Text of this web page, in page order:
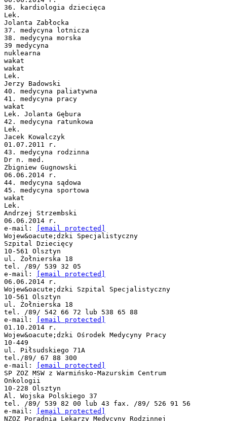
36. kardiologia dziecięca
Lek.
Jolanta Zabłocka
37. medycyna lotnicza
38. medycyna morska
39 medycyna
nuklearna
wakat
wakat
Lek.
Jerzy Badowski
40. medycyna paliatywna
41. medycyna pracy
wakat
Lek. Jolanta Gębura
42. medycyna ratunkowa
Lek.
Jacek Kowalczyk
01.07.2011 r.
43. medycyna rodzinna
Dr n. med.
Zbigniew Gugnowski
06.06.2014 r.
44. medycyna sądowa
45. medycyna sportowa
wakat
Lek.
Andrzej Strzembski
06.06.2014 r.
e-mail:
[email protected]
Wojew&oacute;dzki Specjalistyczny
Szpital Dziecięcy
10-561 Olsztyn
ul. Żołnierska 18
tel. /89/ 539 32 05
e-mail:
[email protected]
06.06.2014 r.
Wojew&oacute;dzki Szpital Specjalistyczny
10-561 Olsztyn
ul. Żołnierska 18
tel. /89/ 542 66 72 lub 538 65 88
e-mail:
[email protected]
01.10.2014 r.
Wojew&oacute;dzki Ośrodek Medycyny Pracy
10-449
ul. Piłsudskiego 71A
tel./89/ 67 88 300
e-mail:
[email protected]
SP ZOZ MSW z Warmińsko-Mazurskim Centrum
Onkologii
10-228 Olsztyn
Al. Wojska Polskiego 37
tel. /89/ 539 82 00 lub 43 fax. /89/ 526 91 56
e-mail:
[email protected]
NZOZ Poradnia Lekarzy Medycyny Rodzinnej